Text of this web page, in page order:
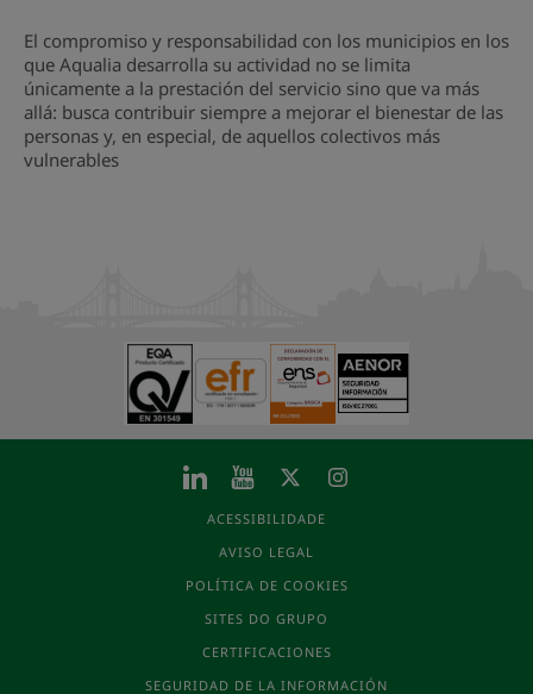
El compromiso y responsabilidad con los municipios en los
que Aqualia desarrolla su actividad no se limita
únicamente a la prestación del servicio sino que va más
allá: busca contribuir siempre a mejorar el bienestar de las
personas y, en especial, de aquellos colectivos más
vulnerables
ACESSIBILIDADE
AVISO LEGAL
POLÍTICA DE COOKIES
SITES DO GRUPO
CERTIFICACIONES
SEGURIDAD DE LA INFORMACIÓN